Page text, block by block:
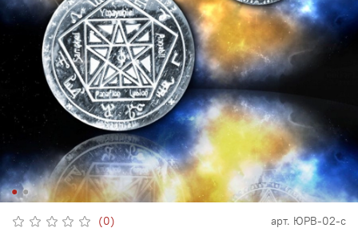
(0) арт. ЮРВ-02-с